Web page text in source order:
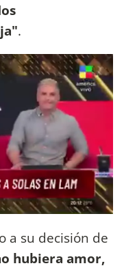
.
a su decisión de
hubiera amor,